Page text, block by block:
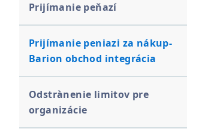
Prijímanie peňazí
Prijímanie peniazi za nákup-
Barion obchod integrácia
Odstrànenie limitov pre
organizácie